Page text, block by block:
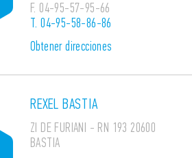
F. 04-95-57-95-66
T.04-95-58-86-86
Obtener direcciones
REXEL BASTIA
ZI DE FURIANI - RN 193 20600
BASTIA